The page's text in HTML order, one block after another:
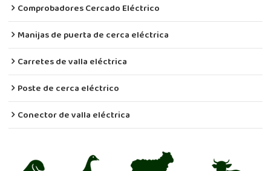
Comprobadores Cercado Eléctrico
Manijas de puerta de cerca eléctrica
Carretes de valla eléctrica
Poste de cerca eléctrico
Conector de valla eléctrica